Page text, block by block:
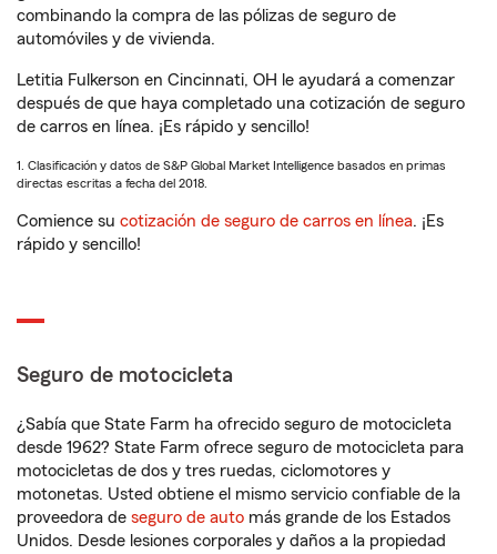
combinando la compra de las pólizas de seguro de
automóviles y de vivienda.
Letitia Fulkerson en Cincinnati, OH le ayudará a comenzar
después de que haya completado una cotización de seguro
de carros en línea. ¡Es rápido y sencillo!
1. Clasificación y datos de S&P Global Market Intelligence basados en primas
directas escritas a fecha del 2018.
Comience su cotización de seguro de carros en línea. ¡Es
rápido y sencillo!
Seguro de motocicleta
¿Sabía que State Farm ha ofrecido seguro de motocicleta
desde 1962? State Farm ofrece seguro de motocicleta para
motocicletas de dos y tres ruedas, ciclomotores y
motonetas. Usted obtiene el mismo servicio confiable de la
proveedora de seguro de auto más grande de los Estados
Unidos. Desde lesiones corporales y daños a la propiedad